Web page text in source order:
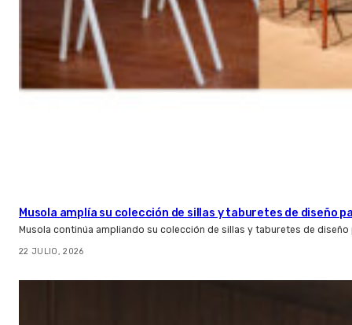
Musola amplía su colección de sillas y taburetes de diseño
Musola continúa ampliando su colección de sillas y taburetes de
22 JULIO, 2026